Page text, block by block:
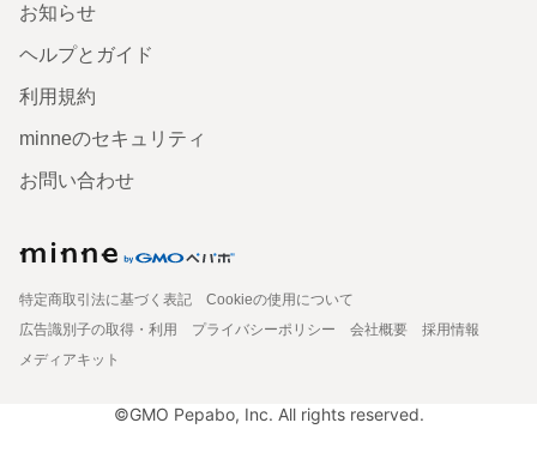
お知らせ
ヘルプとガイド
利用規約
minneのセキュリティ
お問い合わせ
特定商取引法に基づく表記
Cookieの使用について
広告識別子の取得・利用
プライバシーポリシー 会社概要
採用情報
メディアキット
©GMO Pepabo, Inc. All rights reserved.